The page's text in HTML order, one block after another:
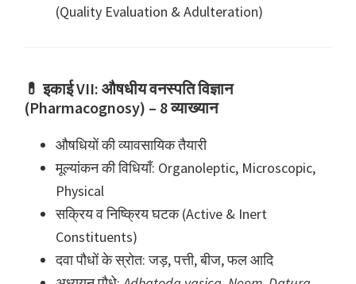
(Quality Evaluation & Adulteration)
💊 इकाई VII: औषधीय वनस्पति विज्ञान
(Pharmacognosy) – 8 व्याख्यान
औषधियों की व्यावसायिक तैयारी
मूल्यांकन की विधियाँ: Organoleptic, Microscopic,
Physical
सक्रिय व निष्क्रिय घटक (Active & Inert
Constituents)
दवा पौधों के स्रोत: जड़, पत्ती, बीज, फल आदि